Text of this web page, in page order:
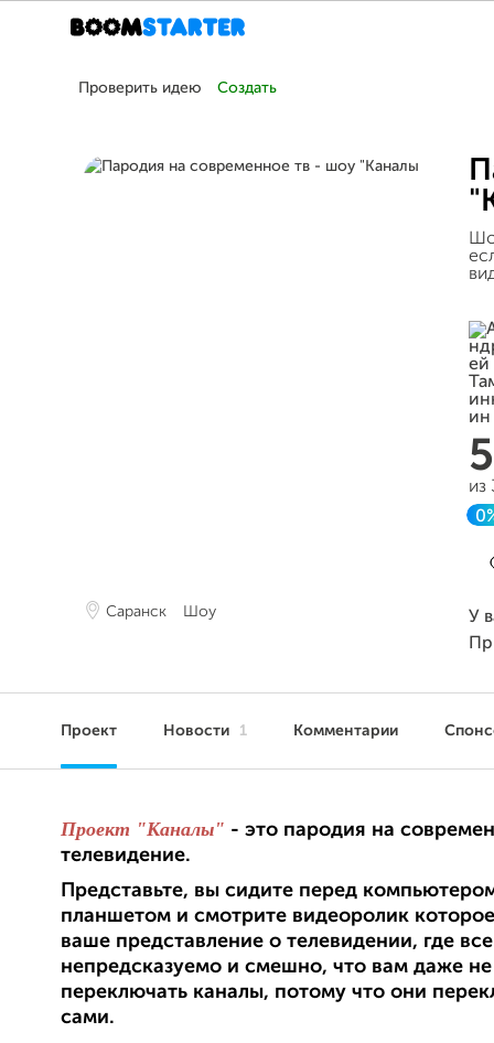
Проверить идею Создать
Саранск Шоу
из
У
Проект Новости 1 Комментарии
Проект "Каналы" - это пародия на
телевидение.
Представьте, вы сидите перед
планшетом и смотрите видеоролик
ваше представление о телевидении, где
непредсказуемо и смешно, что вам даже
переключать каналы, потому что они
сами.